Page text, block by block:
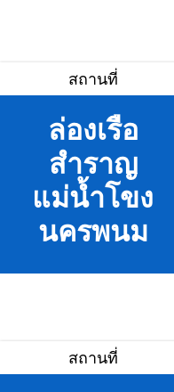
สถานที่
ล่องเรือ
สำราญ
แม่น้ำโขง
นครพนม
สถานที่